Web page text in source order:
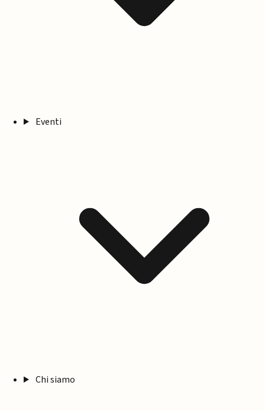
Eventi
Chi siamo